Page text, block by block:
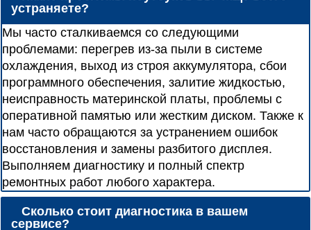
устраняете?
Мы часто сталкиваемся со следующими
проблемами: перегрев из-за пыли в системе
охлаждения, выход из строя аккумулятора, сбои
программного обеспечения, залитие жидкостью,
неисправность материнской платы, проблемы с
оперативной памятью или жестким диском. Также к
нам часто обращаются за устранением ошибок
восстановления и замены разбитого дисплея.
Выполняем диагностику и полный спектр
ремонтных работ любого характера.
Сколько стоит диагностика в вашем
сервисе?